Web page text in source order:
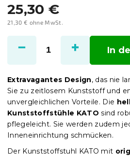
25,30 €
21,30 € ohne MwSt.
In
Extravagantes Design, das nie
Sie zu zeitlosem Kunststoff und
unvergleichlichen Vorteile. Die
Kunststoffstühle KATO sind
pflegeleicht. Sie werden zudem
Inneneinrichtung schmücken.
Der Kunststoffstuhl KATO mit